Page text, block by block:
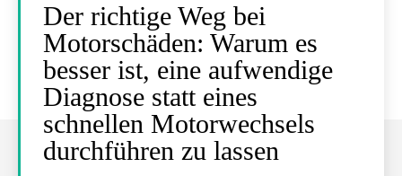
Der richtige Weg bei
Motorschäden: Warum es
besser ist, eine aufwendige
Diagnose statt eines
schnellen Motorwechsels
durchführen zu lassen